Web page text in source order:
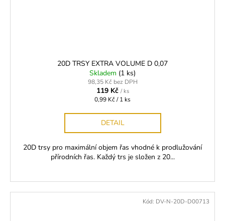
20D TRSY EXTRA VOLUME D 0,07
Skladem (1 ks)
98,35 Kč bez DPH
119 Kč / ks
Měrná
0,99 Kč / 1 ks
DETAIL
20D trsy pro maximální objem řas vhodné k prodlužování
přírodních řas. Každý trs je složen z 20...
Kód: DV-N-20D-D00713